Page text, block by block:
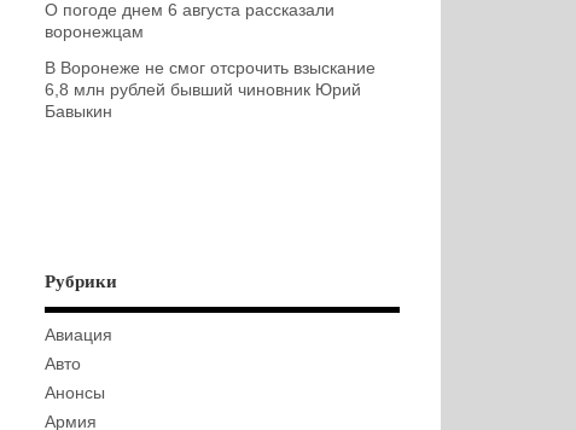
О погоде днем 6 августа рассказали
воронежцам
В Воронеже не смог отсрочить взыскание
6,8 млн рублей бывший чиновник Юрий
Бавыкин
Рубрики
Авиация
Авто
Анонсы
Армия